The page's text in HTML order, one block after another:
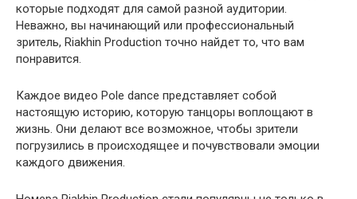
которые подходят для самой разной аудитории.
Неважно, вы начинающий или профессиональный
зритель, Riakhin Production точно найдет то, что вам
понравится.
Каждое видео Pole dance представляет собой
настоящую историю, которую танцоры воплощают в
жизнь. Они делают все возможное, чтобы зрители
погрузились в происходящее и почувствовали эмоции
каждого движения.